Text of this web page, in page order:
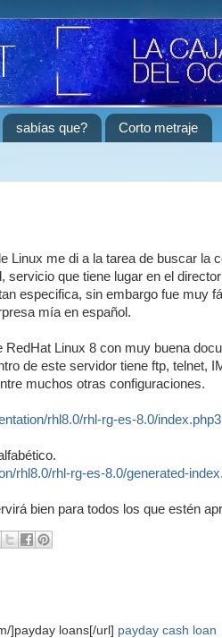
sabías que? Corto metraje
Linux me di a la tarea de buscar la
servicio que tiene lugar en el
especifica, sin embargo fue muy
mía en español.
Linux 8 con muy buena
de este servidor tiene ftp, telnet,
muchos otras configuraciones.
rhl8.0/rhl-rg-es-8.0/index.php3
rhl8.0/rhl-rg-es-8.0/generated-
bien para todos los que estén
]payday loans[/url] payday cash loan